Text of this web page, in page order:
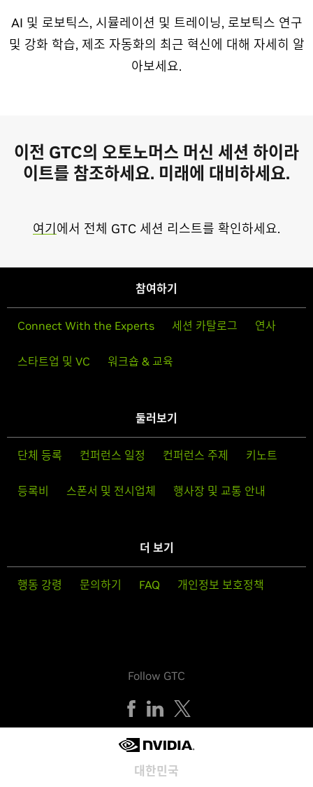
AI 및 로보틱스, 시뮬레이션 및 트레이닝, 로보틱스 연구
및 강화 학습, 제조 자동화의 최근 혁신에 대해 자세히 알
아보세요.
이전 GTC의 오토노머스 머신 세션 하이라
이트를 참조하세요. 미래에 대비하세요.
여기 에서 전체 GTC 세션 리스트를 확인하세요.
참여하기
Connect With the Experts 세션 카탈로그 연사
스타트업 및 VC 워크숍 & 교육
둘러보기
단체 등록 컨퍼런스 일정 컨퍼런스 주제 키노트
등록비 스폰서 및 전시업체 행사장 및 교통 안내
더 보기
행동 강령 문의하기 FAQ 개인정보 보호정책
Follow GTC
대한민국